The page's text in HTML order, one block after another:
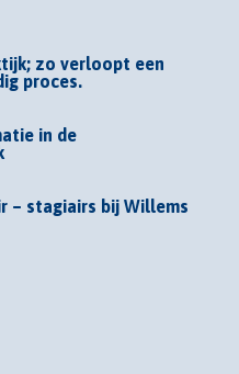
zo verloopt een
proces.
in de
– stagiairs bij Willems